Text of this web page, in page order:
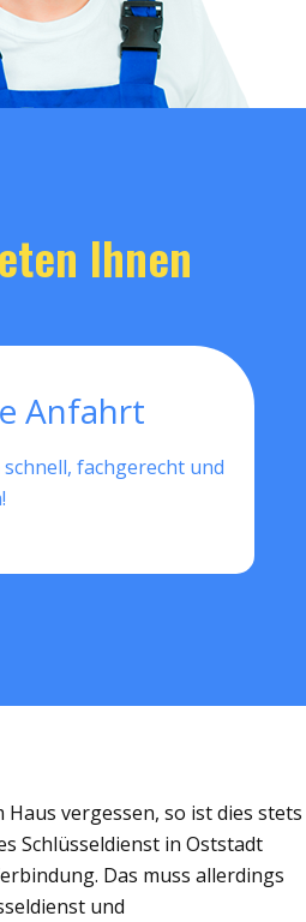
Ihnen
Anfahrt
fachgerecht und
vergessen, so ist dies stets
Schlüsseldienst in Oststadt
Das muss allerdings
und